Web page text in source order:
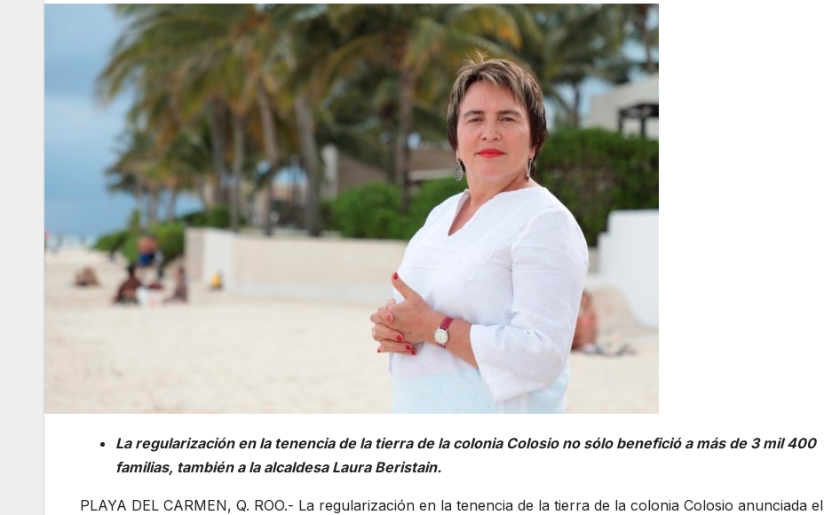
La regularización en la tenencia de la tierra de la colonia Colosio no sólo benefició a más de 3 mil 400
familias, también a la alcaldesa Laura Beristain.
PLAYA DEL CARMEN, Q. ROO.- La regularización en la tenencia de la tierra de la colonia Colosio anunciada el